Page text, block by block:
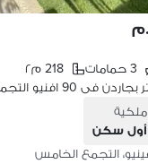
3 حمامات
218 م٢
ملكية
أول سكن